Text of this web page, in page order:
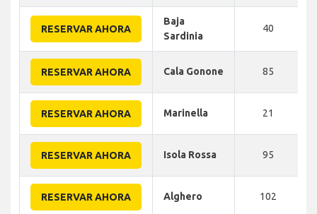
RESERVAR AHORA
Baja
Sardinia
40
RESERVAR AHORA Cala Gonone 85
RESERVAR AHORA Marinella 21
RESERVAR AHORA Isola Rossa 95
RESERVAR AHORA Alghero 102